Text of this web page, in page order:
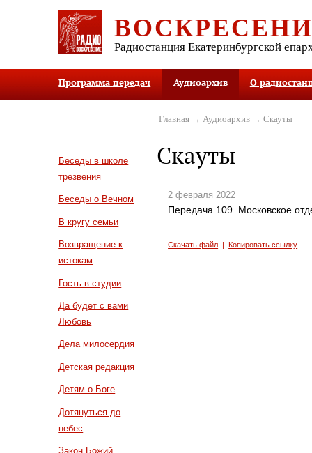
Радиостанция Екатеринбургской
Программа передач Аудиоархив О
Беседы в школе
трезвения
Беседы о Вечном
В кругу семьи
Возвращение к
истокам
Гость в студии
Да будет с вами
Любовь
Дела милосердия
Детская редакция
Детям о Боге
Дотянуться до
небес
Закон Божий
Главная→ Аудиоархив→ Скауты
Скауты
2 февраля 2022
Передача 109. Московское
Скачать файл |Копировать ссылку